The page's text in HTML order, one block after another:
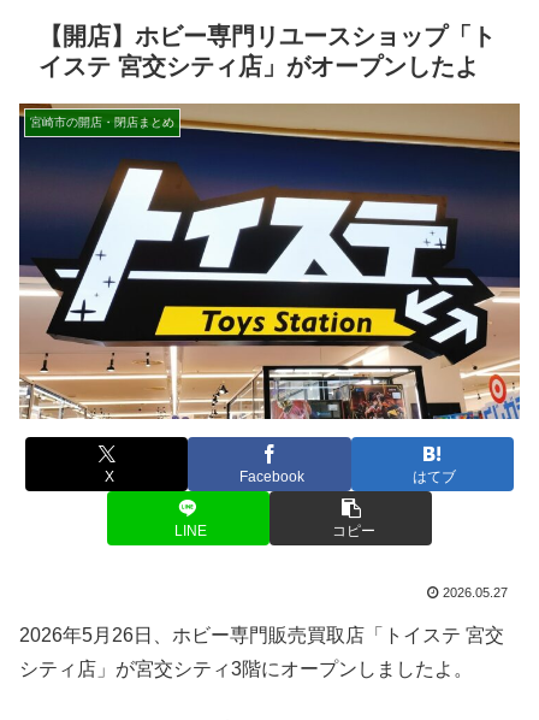
【開店】ホビー専門リユースショップ「ト
イステ 宮交シティ店」がオープンしたよ
宮崎市の開店・閉店まとめ
X Facebook はてブ
LINE コピー
2026.05.27
2026年5月26日、ホビー専門販売買取店「トイステ 宮交
シティ店」が宮交シティ3階にオープンしましたよ。